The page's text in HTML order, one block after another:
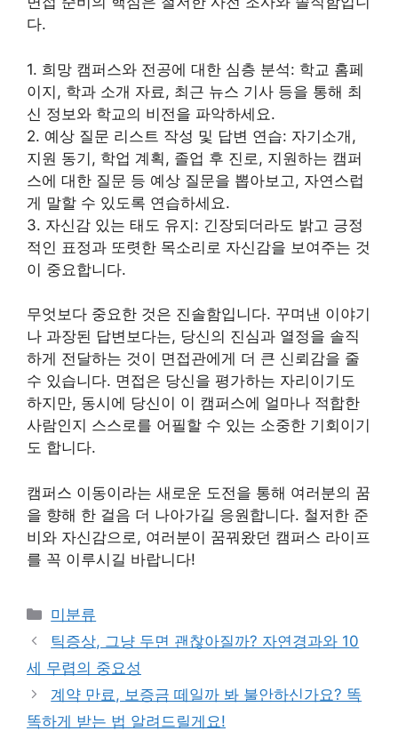
다.
1. 희망 캠퍼스와 전공에 대한 심층 분석: 학교 홈페
이지, 학과 소개 자료, 최근 뉴스 기사 등을 통해 최
신 정보와 학교의 비전을 파악하세요.
2. 예상 질문 리스트 작성 및 답변 연습: 자기소개,
지원 동기, 학업 계획, 졸업 후 진로, 지원하는 캠퍼
스에 대한 질문 등 예상 질문을 뽑아보고, 자연스럽
게 말할 수 있도록 연습하세요.
3. 자신감 있는 태도 유지: 긴장되더라도 밝고 긍정
적인 표정과 또렷한 목소리로 자신감을 보여주는 것
이 중요합니다.
무엇보다 중요한 것은 진솔함입니다. 꾸며낸 이야기
나 과장된 답변보다는, 당신의 진심과 열정을 솔직
하게 전달하는 것이 면접관에게 더 큰 신뢰감을 줄
수 있습니다. 면접은 당신을 평가하는 자리이기도
하지만, 동시에 당신이 이 캠퍼스에 얼마나 적합한
사람인지 스스로를 어필할 수 있는 소중한 기회이기
도 합니다.
캠퍼스 이동이라는 새로운 도전을 통해 여러분의 꿈
을 향해 한 걸음 더 나아가길 응원합니다. 철저한 준
비와 자신감으로, 여러분이 꿈꿔왔던 캠퍼스 라이프
를 꼭 이루시길 바랍니다!
Categories
미분류
틱증상, 그냥 두면 괜찮아질까? 자연경과와 10
세 무렵의 중요성
계약 만료, 보증금 떼일까 봐 불안하신가요? 똑
똑하게 받는 법 알려드릴게요!